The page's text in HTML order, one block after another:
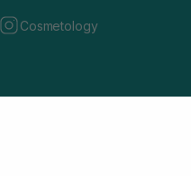
Cosmetology